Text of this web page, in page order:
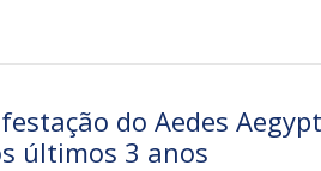
do Aedes
últimos 3 anos